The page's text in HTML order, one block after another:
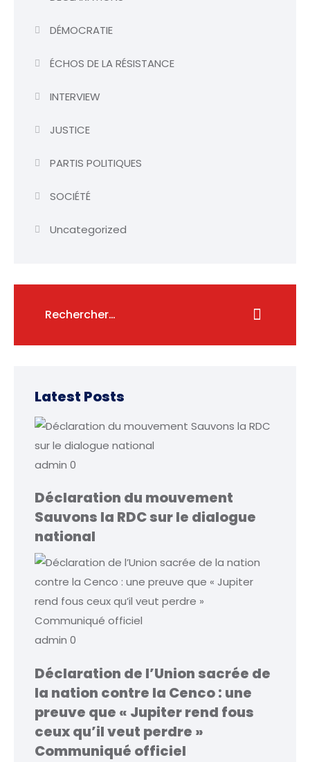
DÉMOCRATIE
ÉCHOS DE LA RÉSISTANCE
INTERVIEW
JUSTICE
PARTIS POLITIQUES
SOCIÉTÉ
Uncategorized
Latest Posts
admin 0
Déclaration du mouvement
Sauvons la RDC sur le dialogue
national
admin 0
Déclaration de l’Union sacrée de
la nation contre la Cenco : une
preuve que « Jupiter rend fous
ceux qu’il veut perdre »
Communiqué officiel